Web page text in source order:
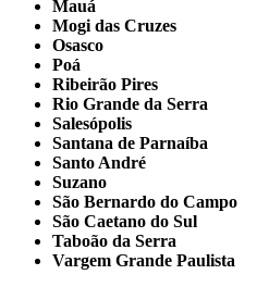
Mauá
Mogi das Cruzes
Osasco
Poá
Ribeirão Pires
Rio Grande da Serra
Salesópolis
Santana de Parnaíba
Santo André
Suzano
São Bernardo do Campo
São Caetano do Sul
Taboão da Serra
Vargem Grande Paulista